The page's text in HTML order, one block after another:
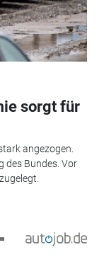
sorgt für
angezogen.
des Bundes. Vor